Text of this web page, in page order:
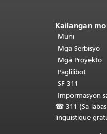
Katapusan
ng
nilalaman
ng
pahina.Ang
natitirang
pahinang
ito
Kailangan
Muni
Mga Serbisyo
Mga Proyekto
Paglilibot
SF 311
Impormasyon
☎ 311 (Sa
linguistique